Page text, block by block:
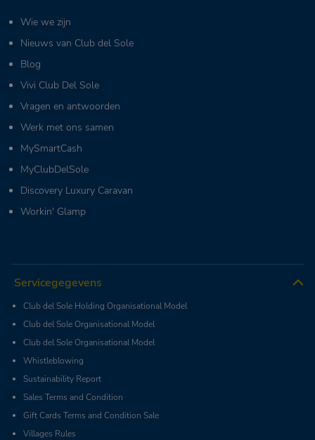
Wie we zijn
Nieuws van Club del Sole
Blog
Vivi Club Del Sole
Vragen en antwoorden
Werk met ons samen
MySmartCash
MyClubDelSole
Discovery Luxury Caravan
Workin' Glamp
Servicegegevens
Club del Sole Holding Organisational Model
Club del Sole Organisational Model
Club del Sole Organisational Model
Whistleblowing
Sustainability Report
Sales Terms and Condition
Gift Cards Terms and Condition Sale
Villages Rules